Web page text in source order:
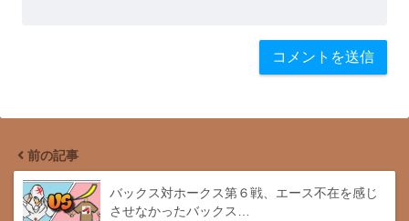
前の記事
バックス対ホークス第６戦、エース不在を感じ
させなかったバックス…